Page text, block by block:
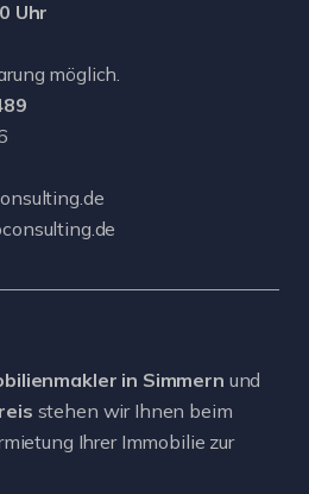
Uhr
möglich.
in Simmern und
stehen wir Ihnen beim
Ihrer Immobilie zur